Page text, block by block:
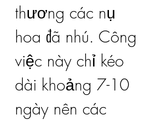
thương các nụ
hoa đã nhú. Công
việc này chỉ kéo
dài khoảng 7-10
ngày nên các